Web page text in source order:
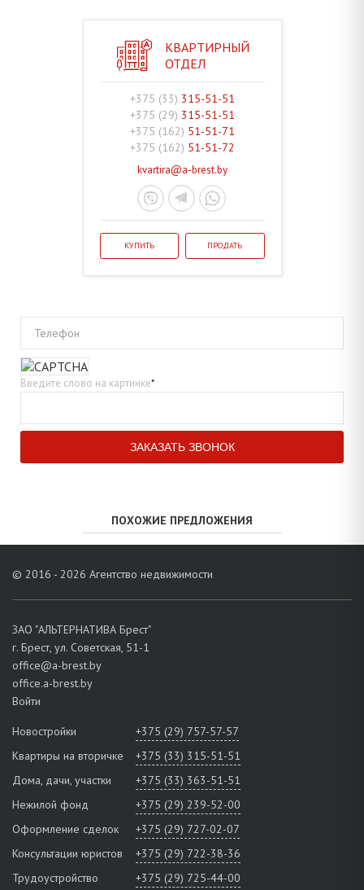
КВАРТИРНЫЙ
ОТДЕЛ
+375 (33) 315-51-51
+375 (29) 315-51-51
+375 (162) 51-51-71
+375 (162) 51-51-72
kvartira@a-brest.by
КУПИТЬ ПРОДАТЬ
Телефон
Введите слово на картинке*
ПОХОЖИЕ ПРЕДЛОЖЕНИЯ
© 2016 - 2026 Агентство недвижимости
ЗАО "АЛЬТЕРНАТИВА Брест"
г. Брест, ул. Советская, 51-1
office@a-brest.by
office.a-brest.by
Войти
Новостройки
+375 (29) 757-57-57
Квартиры на вторичке
+375 (33) 315-51-51
Дома, дачи, участки
+375 (33) 363-51-51
Нежилой фонд
+375 (29) 239-52-00
Оформление сделок
+375 (29) 727-02-07
Консультации юристов
+375 (29) 722-38-36
Трудоустройство
+375 (29) 725-44-00